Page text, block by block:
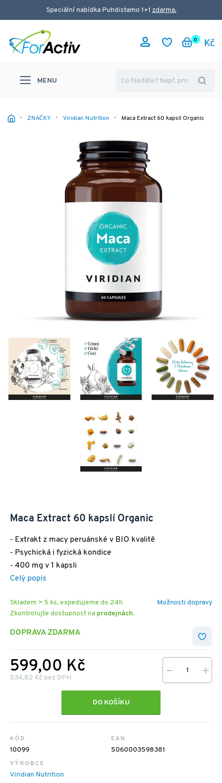
Speciální nabídka Puhdistamo 1+1 zdarma.
0
MENU
ZNAČKY Viridian Nutrition Maca Extract 60 kapslí Organic
Maca Extract 60 kapslí Organic
- Extrakt z macy peruánské v BIO kvalitě
- Psychická i fyzická kondice
- 400 mg v 1 kapsli
Celý popis
Možnosti dopravy
Skladem > 5 ks, expedujeme do 24h
Zkontrolujte dostupnost na prodejnách.
DOPRAVA ZDARMA
599,00 Kč
534,82 Kč bez DPH
DO KOŠÍKU
KÓD
10099
EAN
5060003598381
VÝROBCE
Viridian Nutrition